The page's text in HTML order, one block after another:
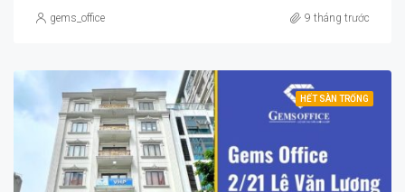
gems_office 9 tháng trước
HẾT SÀN TRỐNG